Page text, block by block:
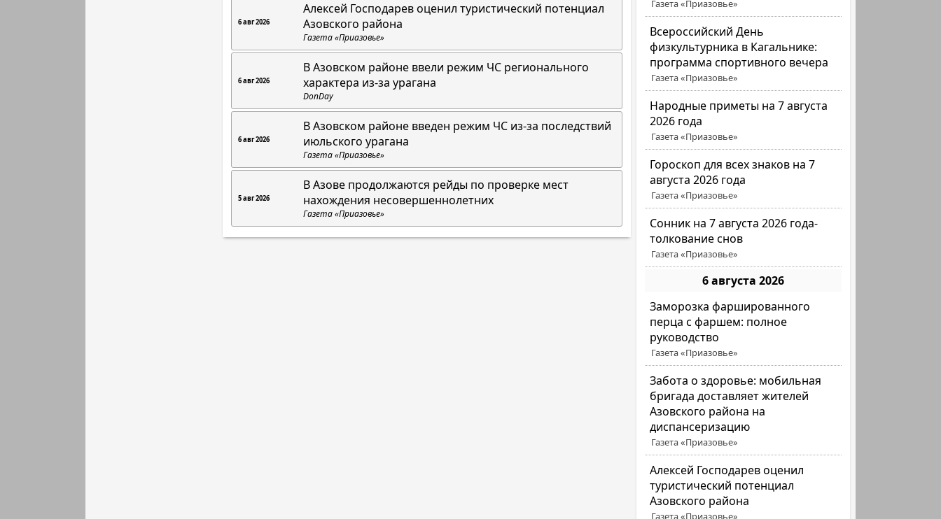
Газета «Приазовье»
Всероссийский День
физкультурника в Кагальнике:
программа спортивного вечера
Газета «Приазовье»
Народные приметы на 7 августа
2026 года
Газета «Приазовье»
Гороскоп для всех знаков на 7
августа 2026 года
Газета «Приазовье»
Сонник на 7 августа 2026 года-
толкование снов
Газета «Приазовье»
6 августа 2026
Заморозка фаршированного
перца с фаршем: полное
руководство
Газета «Приазовье»
Забота о здоровье: мобильная
бригада доставляет жителей
Азовского района на
диспансеризацию
Газета «Приазовье»
Алексей Господарев оценил
туристический потенциал
Азовского района
Газета «Приазовье»
6 авг 2026
Алексей Господарев оценил туристический потенциал
Азовского района
Газета «Приазовье»
6 авг 2026
В Азовском районе ввели режим ЧС регионального
характера из-за урагана
DonDay
6 авг 2026
В Азовском районе введен режим ЧС из-за последствий
июльского урагана
Газета «Приазовье»
5 авг 2026
В Азове продолжаются рейды по проверке мест
нахождения несовершеннолетних
Газета «Приазовье»